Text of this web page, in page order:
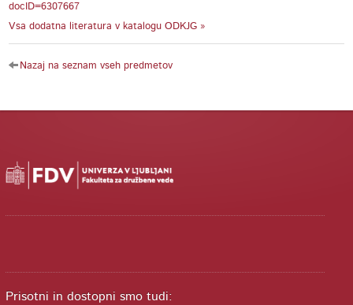
docID=6307667
Vsa dodatna literatura v katalogu ODKJG »
Nazaj na seznam vseh predmetov
Prisotni in dostopni smo tudi: